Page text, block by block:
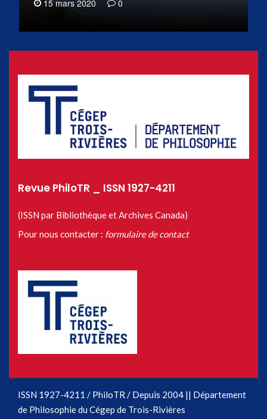
15 mars 2020 0
Revue PhiloTR _ ISSN 1927-4211
(ISSN par Bibliothèque et Archives Canada)
Pour nous contacter : formulaire de contact
ISSN 1927-4211 / PhiloTR / Depuis 2004 || Département
de Philosophie du Cégep de Trois-Rivières